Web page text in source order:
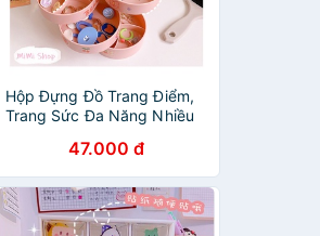
Hộp Đựng Đồ Trang Điểm,
Trang Sức Đa Năng Nhiều
47.000 đ